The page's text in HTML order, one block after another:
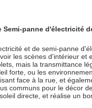
panne d'électricité
et de semi-panne
les scènes d'intérieur
mais la transmittance
forte, ou les
face à la rue, et
communs pour le décor
directe, et réalise un